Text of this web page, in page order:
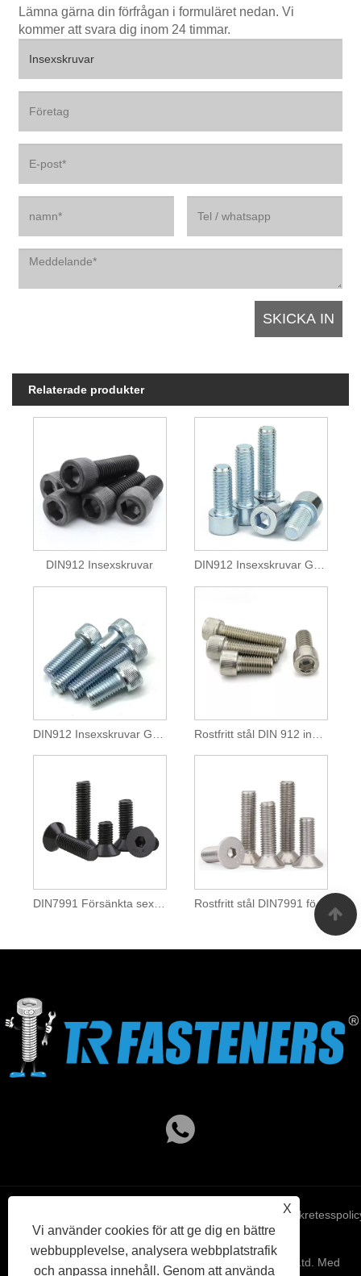
Lämna gärna din förfrågan i formuläret nedan. Vi
kommer att svara dig inom 24 timmar.
Relaterade produkter
DIN912 Insexskruvar DIN912 Insexskruvar Grad 8.8
DIN7991 Försänkta sexkantsskruvar Rostfritt stål DIN7991 försänkta sexkantsskruvar
X
Vi använder cookies för att ge dig en bättre
webbupplevelse, analysera webbplatstrafik
och anpassa innehåll. Genom att använda
Copyright © 2023 Hangzhou TR Industrial Trade Co., Ltd. Med